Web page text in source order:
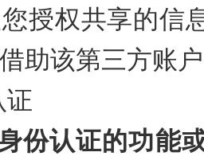
授权共享的信
助该第三方账
证
份认证的功能